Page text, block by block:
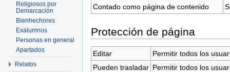
Contado como página de contenido
Protección de página
Editar
Permitir todos los
Pueden trasladar Permitir todos los
Religiosos por
Demarcación
Bienhechores
Exalumnos
Personas en general
Apartados
Relatos